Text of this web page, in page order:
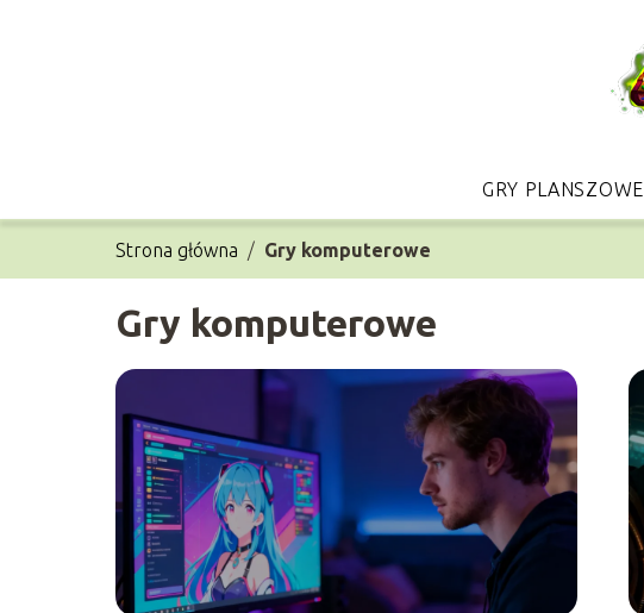
GRY PLANSZOWE
Strona główna / Gry komputerowe
Gry komputerowe